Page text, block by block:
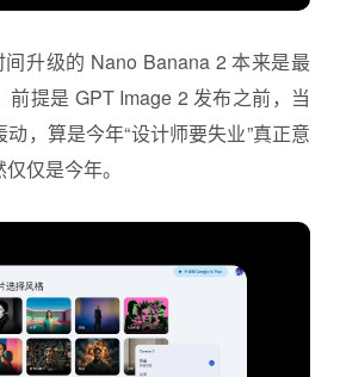
升级的 Nano Banana 2 本来是最
前提是 GPT Image 2 发布之前，当
，算是今年“设计师要失业”真正意
仅是今年。